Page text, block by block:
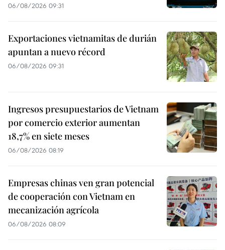
06/08/2026 09:31
Exportaciones vietnamitas de durián
apuntan a nuevo récord
06/08/2026 09:31
Ingresos presupuestarios de Vietnam
por comercio exterior aumentan
18,7% en siete meses
06/08/2026 08:19
Empresas chinas ven gran potencial
de cooperación con Vietnam en
mecanización agrícola
06/08/2026 08:09